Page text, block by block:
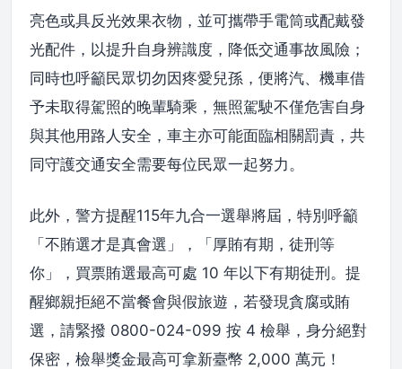
亮色或具反光效果衣物，並可攜帶手電筒或配戴發
光配件，以提升自身辨識度，降低交通事故風險；
同時也呼籲民眾切勿因疼愛兒孫，便將汽、機車借
予未取得駕照的晚輩騎乘，無照駕駛不僅危害自身
與其他用路人安全，車主亦可能面臨相關罰責，共
同守護交通安全需要每位民眾一起努力。
此外，警方提醒115年九合一選舉將屆，特別呼籲
「不賄選才是真會選」，「厚賄有期，徒刑等
你」，買票賄選最高可處 10 年以下有期徒刑。提
醒鄉親拒絕不當餐會與假旅遊，若發現貪腐或賄
選，請緊撥 0800-024-099 按 4 檢舉，身分絕對
保密，檢舉獎金最高可拿新臺幣 2,000 萬元！